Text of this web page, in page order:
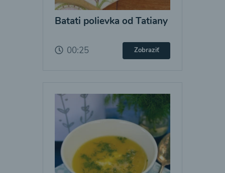
Batati polievka od Tatiany
00:25 Zobraziť